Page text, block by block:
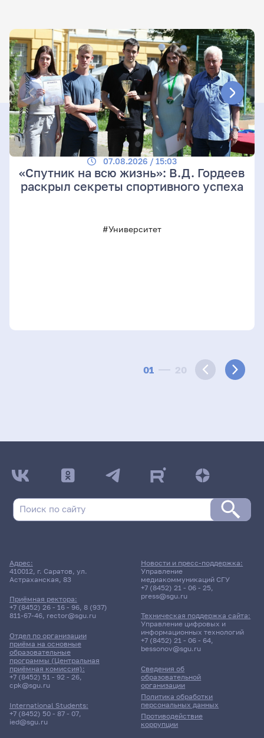
01 20
07.08.2026 / 15:03
«Спутник на всю жизнь»: В.Д. Гордеев
раскрыл секреты спортивного успеха
#Университет
Адрес:
410012, г. Саратов, ул.
Астраханская, 83
Приёмная ректора:
+7 (8452) 26 - 16 - 96, 8 (937)
811-67-46, rector@sgu.ru
Отдел по организации
приёма на основные
образовательные
программы (Центральная
приёмная комиссия):
+7 (8452) 51 - 92 - 26,
cpk@sgu.ru
International Students:
+7 (8452) 50 - 87 - 07,
ied@sgu.ru
Сведения об
образовательной
организации
Политика обработки
персональных данных
Противодействие
коррупции
Новости и пресс-поддержка:
Управление
медиакоммуникаций СГУ
+7 (8452) 21 - 06 - 25,
press@sgu.ru
Техническая поддержка сайта:
Управление цифровых и
информационных технологий
+7 (8452) 21 - 06 - 64,
bessonov@sgu.ru